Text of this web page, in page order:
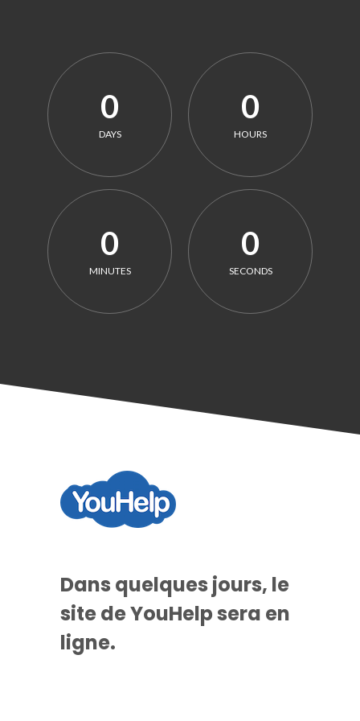
0
DAYS
0
HOURS
0
MINUTES
0
SECONDS
Dans quelques jours, le
site de YouHelp sera en
ligne.